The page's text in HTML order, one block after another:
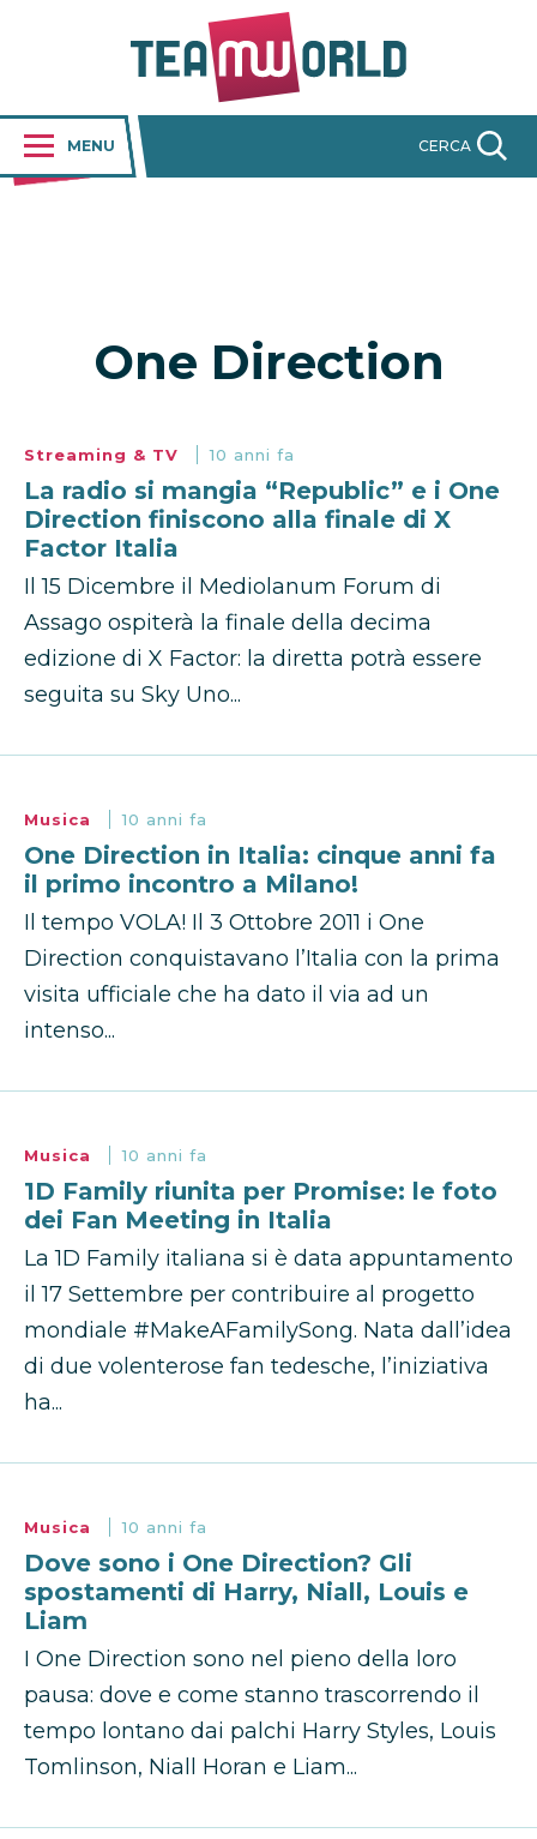
MENU CERCA
One Direction
Streaming & TV 10 anni fa
La radio si mangia “Republic” e i One
Direction finiscono alla finale di X
Factor Italia
Il 15 Dicembre il Mediolanum Forum di
Assago ospiterà la finale della decima
edizione di X Factor: la diretta potrà essere
seguita su Sky Uno...
Musica 10 anni fa
One Direction in Italia: cinque anni fa
il primo incontro a Milano!
Il tempo VOLA! Il 3 Ottobre 2011 i One
Direction conquistavano l’Italia con la prima
visita ufficiale che ha dato il via ad un
intenso...
Musica 10 anni fa
1D Family riunita per Promise: le foto
dei Fan Meeting in Italia
La 1D Family italiana si è data appuntamento
il 17 Settembre per contribuire al progetto
mondiale #MakeAFamilySong. Nata dall’idea
di due volenterose fan tedesche, l’iniziativa
ha...
Musica 10 anni fa
Dove sono i One Direction? Gli
spostamenti di Harry, Niall, Louis e
Liam
I One Direction sono nel pieno della loro
pausa: dove e come stanno trascorrendo il
tempo lontano dai palchi Harry Styles, Louis
Tomlinson, Niall Horan e Liam...